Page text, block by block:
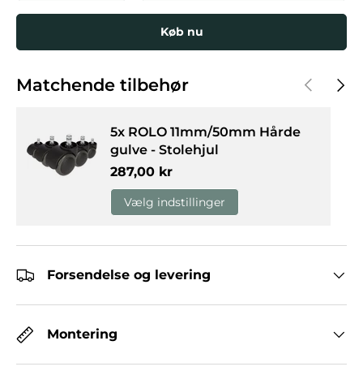
Køb nu
Matchende tilbehør Forrige
5x ROLO 11mm/50mm Hårde
gulve - Stolehjul
Normalpris
287,00 kr
Vælg indstillinger
Forsendelse og levering
Montering